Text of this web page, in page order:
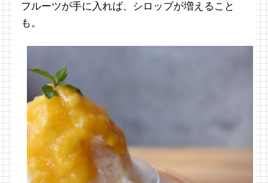
フルーツが手に入れば、シロップが増えること
も。